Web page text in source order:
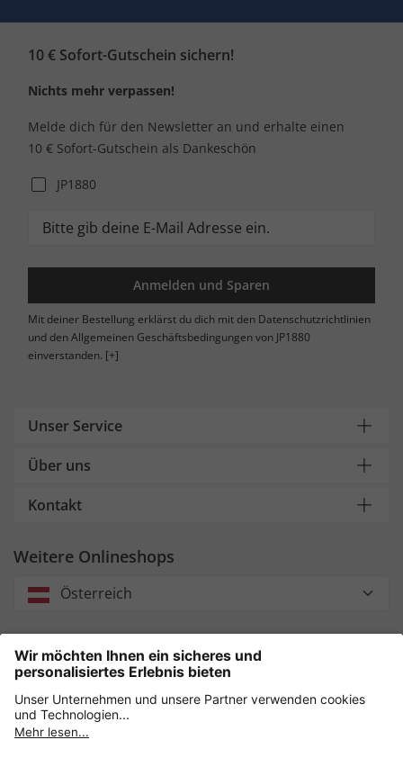
10 € Sofort-Gutschein sichern!
Nichts mehr verpassen!
Melde dich für den Newsletter an und erhalte einen
10 € Sofort-Gutschein als Dankeschön
JP1880
Anmelden und Sparen
Mit deiner Bestellung erklärst du dich mit den Datenschutzrichtlinien
und den Allgemeinen Geschäftsbedingungen von JP1880
einverstanden. [+]
Unser Service
Über uns
Kontakt
Weitere Onlineshops
Österreich
Unsere Zahlungsarten
Sicher einkaufen mit